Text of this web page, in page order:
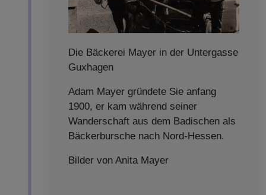
Die Bäckerei Mayer in der Untergasse
Guxhagen
Adam Mayer gründete Sie anfang
1900, er kam während seiner
Wanderschaft aus dem Badischen als
Bäckerbursche nach Nord-Hessen.
Bilder von Anita Mayer
Details anzeigen
Impressum |Datenschutz